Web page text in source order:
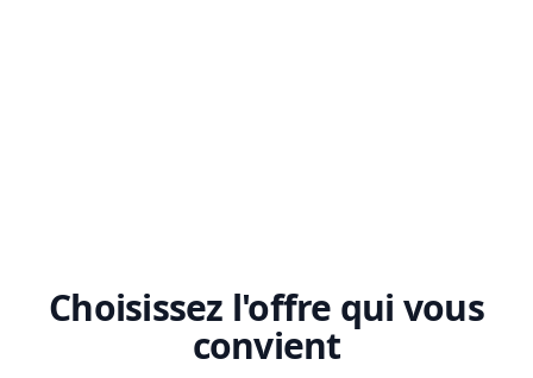
Choisissez l'offre qui vous
convient